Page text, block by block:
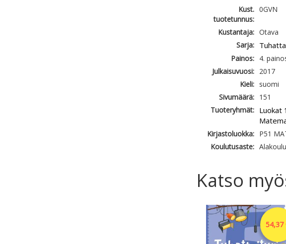
Kust.
tuotetunnus:
0GVN
Kustantaja: Otava
Sarja:
Painos:
4.
Julkaisuvuosi:
2017
Kieli:
suomi
Sivumäärä:
151
Tuoteryhmät:
Luokat
Kirjastoluokka:
P51
Koulutusaste: Alakoulu
Katso
54,37